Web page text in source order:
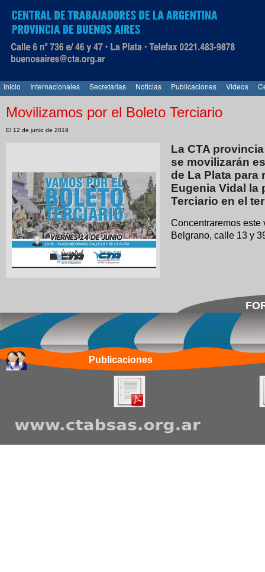
Inicio Internacionales Secretarias Noticias Publicaciones Videos
Movilizamos por el Boleto Terciario
El 12 de junio de 2019
La CTA
se movilizarán
de La Plata para
Eugenia Vidal la
Terciario en el
Concentraremos este
Belgrano, calle 13 y
Publicaciones